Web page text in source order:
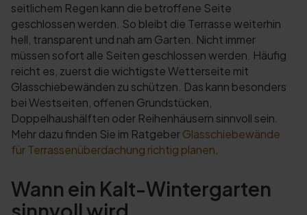
seitlichem Regen kann die betroffene Seite
geschlossen werden. So bleibt die Terrasse weiterhin
hell, transparent und nah am Garten. Nicht immer
müssen sofort alle Seiten geschlossen werden. Häufig
reicht es, zuerst die wichtigste Wetterseite mit
Glasschiebewänden zu schützen. Das kann besonders
bei Westseiten, offenen Grundstücken,
Doppelhaushälften oder Reihenhäusern sinnvoll sein.
Mehr dazu finden Sie im RatgeberGlasschiebewände
für Terrassenüberdachung richtig planen
Wann ein Kalt-Wintergarten
sinnvoll wird